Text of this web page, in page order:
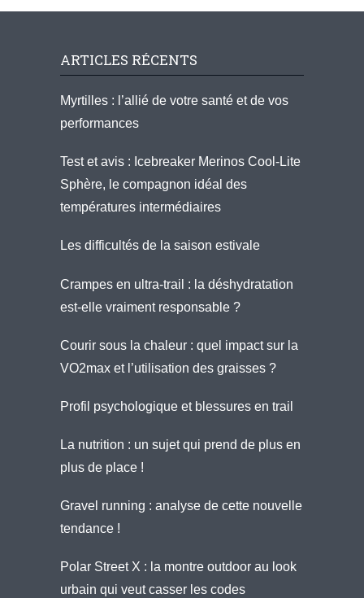
ARTICLES RÉCENTS
Myrtilles : l’allié de votre santé et de vos
performances
Test et avis : Icebreaker Merinos Cool-Lite
Sphère, le compagnon idéal des
températures intermédiaires
Les difficultés de la saison estivale
Crampes en ultra-trail : la déshydratation
est-elle vraiment responsable ?
Courir sous la chaleur : quel impact sur la
VO2max et l’utilisation des graisses ?
Profil psychologique et blessures en trail
La nutrition : un sujet qui prend de plus en
plus de place !
Gravel running : analyse de cette nouvelle
tendance !
Polar Street X : la montre outdoor au look
urbain qui veut casser les codes